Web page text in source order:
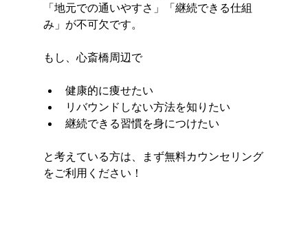
「地元での通いやすさ」「継続できる仕組
み」が不可欠です。
もし、心斎橋周辺で
健康的に痩せたい
リバウンドしない方法を知りたい
継続できる習慣を身につけたい
と考えている方は、まず無料カウンセリング
をご利用ください！